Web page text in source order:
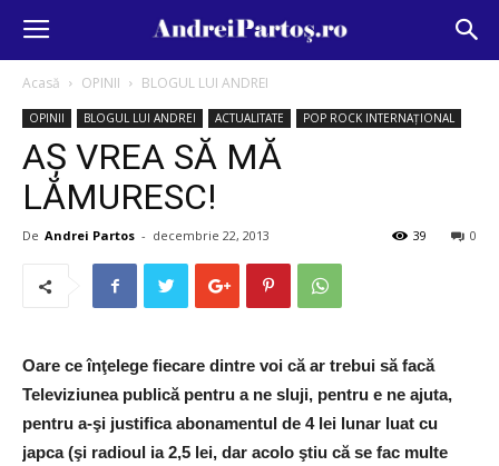
Acasă OPINII BLOGUL LUI ANDREI
OPINII BLOGUL LUI ANDREI ACTUALITATE POP ROCK INTERNAȚIONAL
AŞ VREA SĂ MĂ
LĂMURESC!
De Andrei Partos - decembrie 22, 2013 0
39
Oare ce înţelege fiecare dintre voi că ar trebui să facă
Televiziunea publică pentru a ne sluji, pentru e ne ajuta,
pentru a-şi justifica abonamentul de 4 lei lunar luat cu
japca (şi radioul ia 2,5 lei, dar acolo ştiu că se fac multe